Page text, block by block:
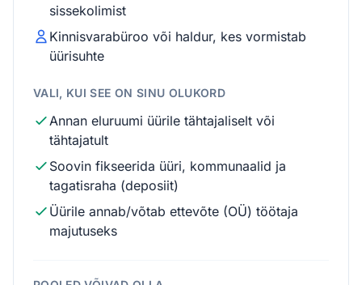
sissekolimist
Kinnisvarabüroo või haldur, kes vormistab
üürisuhte
VALI, KUI SEE ON SINU OLUKORD
Annan eluruumi üürile tähtajaliselt või
tähtajatult
Soovin fikseerida üüri, kommunaalid ja
tagatisraha (deposiit)
Üürile annab/võtab ettevõte (OÜ) töötaja
majutuseks